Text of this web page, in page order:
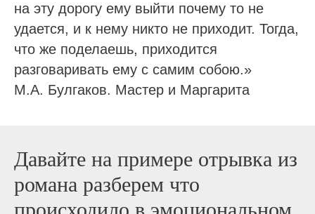
на эту дорогу ему выйти почему то не
удается, и к нему никто не приходит. Тогда,
что же поделаешь, приходится
разговаривать ему с самим собою.»
М.А. Булгаков. Мастер и Маргарита
Давайте на примере отрывка из
романа разберем что